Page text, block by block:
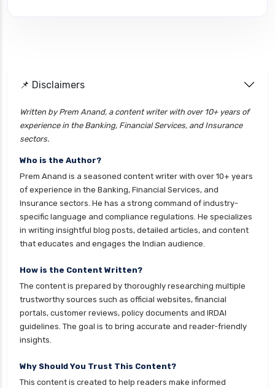
📌 Disclaimers
Written by Prem Anand, a content writer with over 10+ years of
experience in the Banking, Financial Services, and Insurance
sectors.
Who is the Author?
Prem Anand is a seasoned content writer with over 10+ years
of experience in the Banking, Financial Services, and
Insurance sectors. He has a strong command of industry-
specific language and compliance regulations. He specializes
in writing insightful blog posts, detailed articles, and content
that educates and engages the Indian audience.
How is the Content Written?
The content is prepared by thoroughly researching multiple
trustworthy sources such as official websites, financial
portals, customer reviews, policy documents and IRDAI
guidelines. The goal is to bring accurate and reader-friendly
insights.
Why Should You Trust This Content?
This content is created to help readers make informed